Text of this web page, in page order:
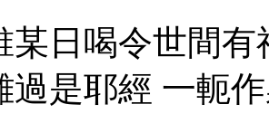
某日喝令世間
過是耶經 一軛